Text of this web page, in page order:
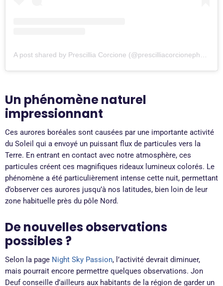
A post shared by Prescillia Corcione (@prescilliacorcionephotographie)
Un phénomène naturel
impressionnant
Ces aurores boréales sont causées par une importante activité
du Soleil qui a envoyé un puissant flux de particules vers la
Terre. En entrant en contact avec notre atmosphère, ces
particules créent ces magnifiques rideaux lumineux colorés. Le
phénomène a été particulièrement intense cette nuit, permettant
d’observer ces aurores jusqu’à nos latitudes, bien loin de leur
zone habituelle près du pôle Nord.
De nouvelles observations
possibles ?
Selon la page Night Sky Passion, l’activité devrait diminuer,
mais pourrait encore permettre quelques observations. Jon
Deuf conseille d’ailleurs aux habitants de la région de garder un